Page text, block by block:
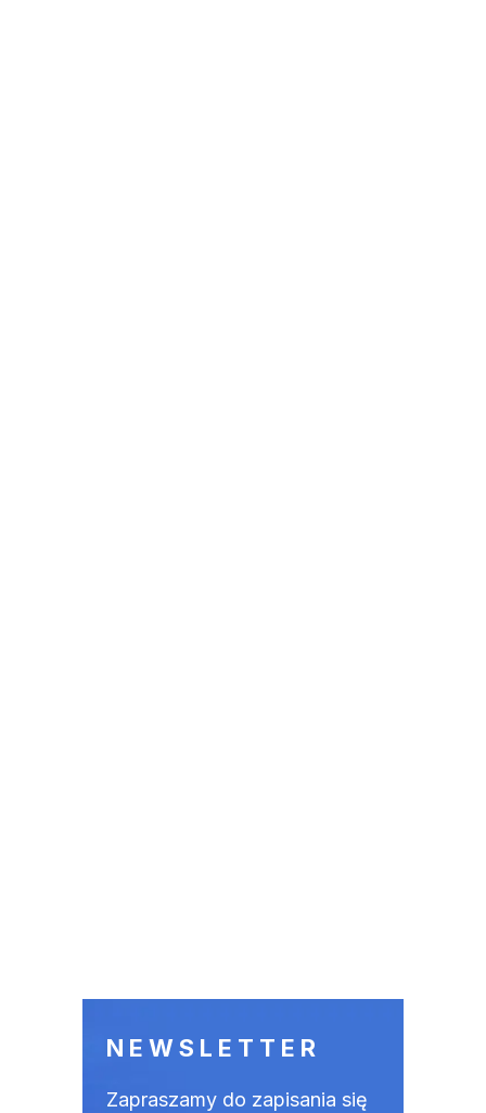
NEWSLETTER
Zapraszamy do zapisania się